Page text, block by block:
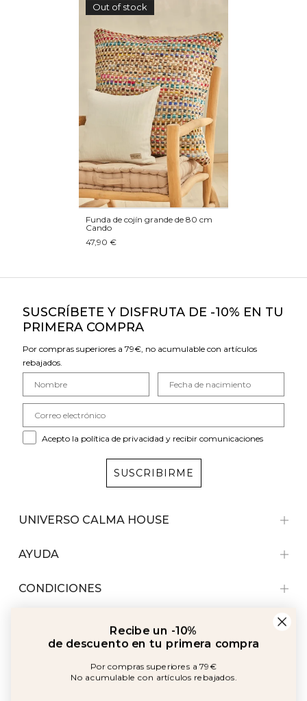
Out of stock
Funda de cojín grande de 80 cm
Cando
47,90 €
SUSCRÍBETE Y DISFRUTA DE -10% EN TU
PRIMERA COMPRA
Por compras superiores a 79€, no acumulable con artículos
rebajados.
Acepto la política de privacidad y recibir comunicaciones
SUSCRIBIRME
UNIVERSO CALMA HOUSE
AYUDA
CONDICIONES
Recibe un -10%
de descuento en tu primera compra
Por compras superiores a 79€
No acumulable con artículos rebajados.